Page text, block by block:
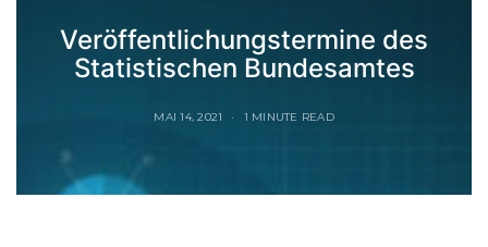
Veröffentlichungstermine des
Statistischen Bundesamtes
MAI 14, 2021 1 MINUTE READ